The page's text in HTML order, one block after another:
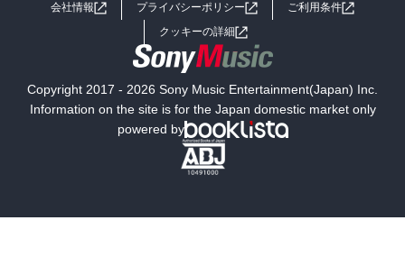
小説
海外小説
ミステリー SF
文学
会社情報 プライバシーポリシー
ご利用条件
クッキーの詳細
Copyright 2017 - 2026 Sony Music Entertainment(Japan) Inc.
Information on the site is for the Japan domestic market only
powered by